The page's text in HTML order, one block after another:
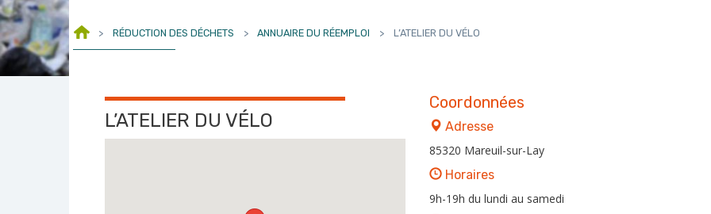
> RÉDUCTION DES DÉCHETS > ANNUAIRE DU RÉEMPLOI > L’ATELIER DU VÉLO
L’ATELIER DU VÉLO
Coordonnées
Adresse
85320 Mareuil-sur-Lay
Horaires
9h-19h du lundi au samedi